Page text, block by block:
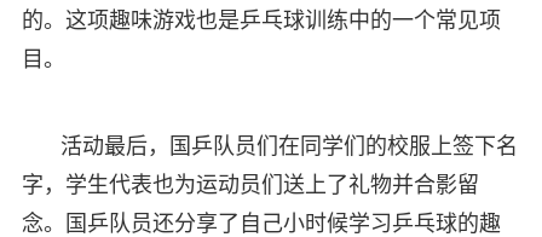
的。这项趣味游戏也是乒乓球训练中的一个常见项
目。
活动最后，国乒队员们在同学们的校服上签下名
字，学生代表也为运动员们送上了礼物并合影留
念。国乒队员还分享了自己小时候学习乒乓球的趣